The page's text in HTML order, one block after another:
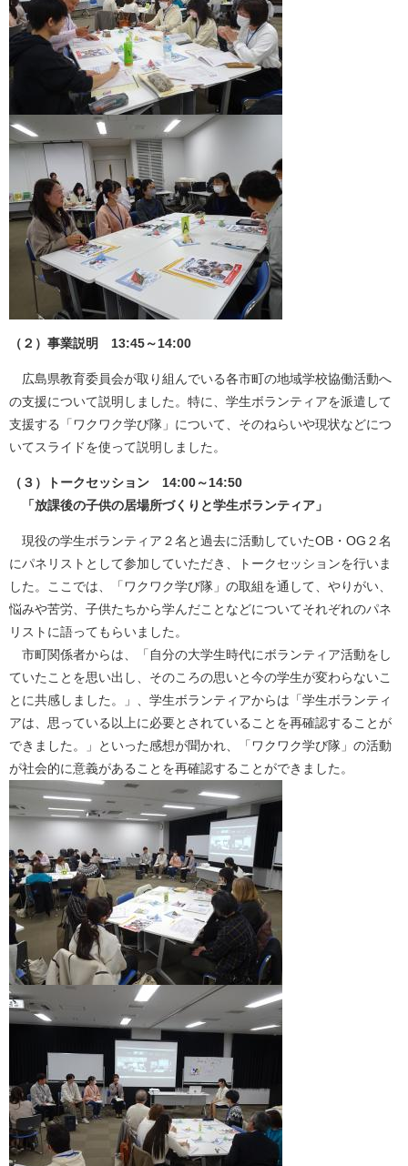
（２）事業説明 13:45～14:00
広島県教育委員会が取り組んでいる各市町の地域学校協働活動へ
の支援について説明しました。特に、学生ボランティアを派遣して
支援する「ワクワク学び隊」について、そのねらいや現状などにつ
いてスライドを使って説明しました。
（３）トークセッション 14:00～14:50
「放課後の子供の居場所づくりと学生ボランティア」
現役の学生ボランティア２名と過去に活動していたOB・OG２名
にパネリストとして参加していただき、トークセッションを行いま
した。ここでは、「ワクワク学び隊」の取組を通して、やりがい、
悩みや苦労、子供たちから学んだことなどについてそれぞれのパネ
リストに語ってもらいました。
市町関係者からは、「自分の大学生時代にボランティア活動をし
ていたことを思い出し、そのころの思いと今の学生が変わらないこ
とに共感しました。」、学生ボランティアからは「学生ボランティ
アは、思っている以上に必要とされていることを再確認することが
できました。」といった感想が聞かれ、「ワクワク学び隊」の活動
が社会的に意義があることを再確認することができました。​